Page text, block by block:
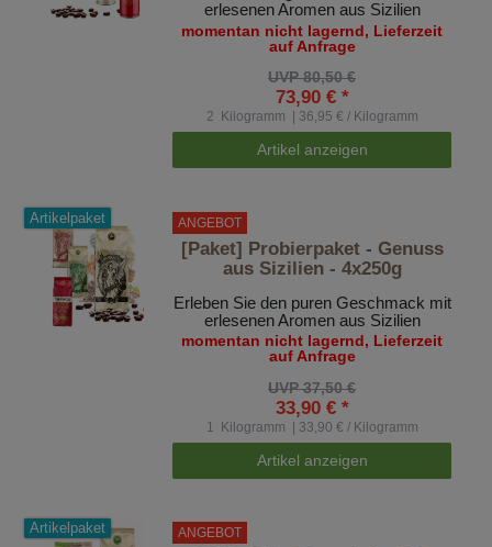
erlesenen Aromen aus Sizilien
momentan nicht lagernd, Lieferzeit
auf Anfrage
UVP 80,50 €
73,90 € *
2 Kilogramm | 36,95 € / Kilogramm
Artikel anzeigen
Artikelpaket ANGEBOT
[Paket] Probierpaket - Genuss
aus Sizilien - 4x250g
Erleben Sie den puren Geschmack mit
erlesenen Aromen aus Sizilien
momentan nicht lagernd, Lieferzeit
auf Anfrage
UVP 37,50 €
33,90 € *
1 Kilogramm | 33,90 € / Kilogramm
Artikel anzeigen
Artikelpaket ANGEBOT